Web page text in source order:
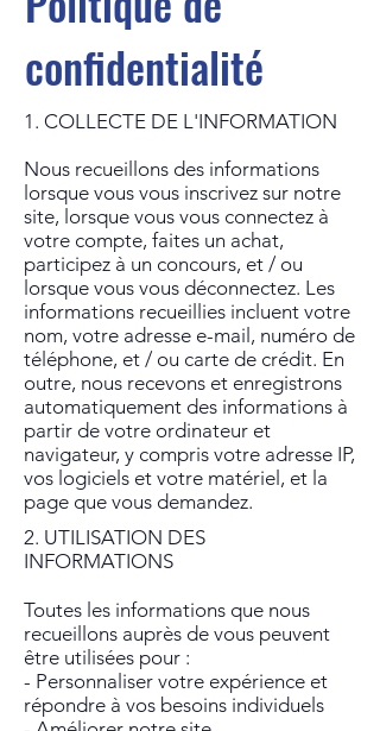
confidentialité
1. COLLECTE DE L'INFORMATION
Nous recueillons des informations
lorsque vous vous inscrivez sur notre
site, lorsque vous vous connectez à
votre compte, faites un achat,
participez à un concours, et / ou
lorsque vous vous déconnectez. Les
informations recueillies incluent votre
nom, votre adresse e-mail, numéro de
téléphone, et / ou carte de crédit. En
outre, nous recevons et enregistrons
automatiquement des informations à
partir de votre ordinateur et
navigateur, y compris votre adresse IP,
vos logiciels et votre matériel, et la
page que vous demandez.
2. UTILISATION DES
INFORMATIONS
Toutes les informations que nous
recueillons auprès de vous peuvent
être utilisées pour :
- Personnaliser votre expérience et
répondre à vos besoins individuels